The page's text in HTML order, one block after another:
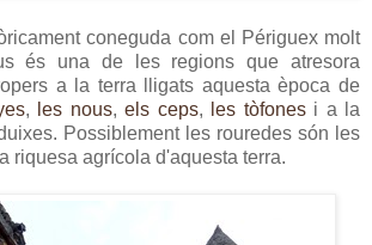
coneguda com el Périguex molt
és una de les regions que atresora
a la terra lligats aquesta època de
, les nous,els ceps, les tòfonesi a la
Possiblement les rouredes són les
riquesa agrícola d'aquesta terra.